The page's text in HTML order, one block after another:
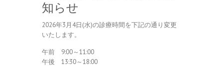
知らせ
2026年3月4日(水)の診療時間を下記の通り変更
いたします。
午前 9:00～11:00
午後 13:30～18:00